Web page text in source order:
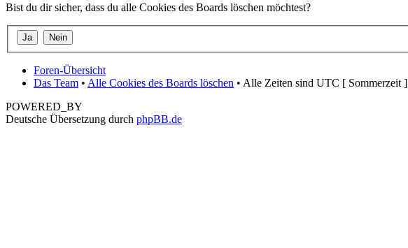
Bist du dir sicher, dass du alle Cookies des Boards löschen möchtest?
Foren-Übersicht
Das Team • Alle Cookies des Boards löschen • Alle Zeiten sind UTC [ Sommerzeit ]
POWERED_BY
Deutsche Übersetzung durch phpBB.de